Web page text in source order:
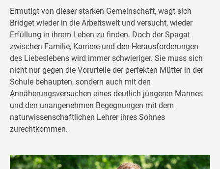
Ermutigt von dieser starken Gemeinschaft, wagt sich
Bridget wieder in die Arbeitswelt und versucht, wieder
Erfüllung in ihrem Leben zu finden. Doch der Spagat
zwischen Familie, Karriere und den Herausforderungen
des Liebeslebens wird immer schwieriger. Sie muss sich
nicht nur gegen die Vorurteile der perfekten Mütter in der
Schule behaupten, sondern auch mit den
Annäherungsversuchen eines deutlich jüngeren Mannes
und den unangenehmen Begegnungen mit dem
naturwissenschaftlichen Lehrer ihres Sohnes
zurechtkommen.